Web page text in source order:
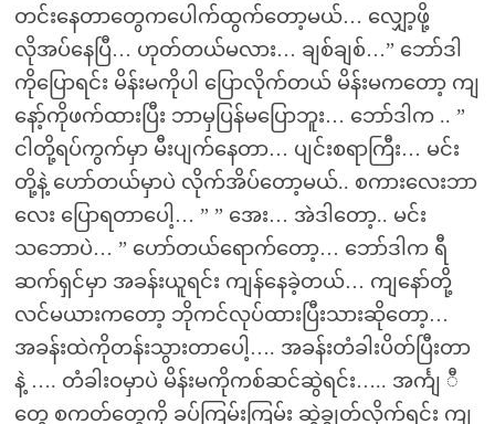
တင်းနေတာတွေကပေါက်ထွက်တော့မယ်… လျှော့ဖို့
လိုအပ်နေပြီ… ဟုတ်တယ်မလား… ချစ်ချစ်…” ဘော်ဒါ
ကိုပြောရင်း မိန်းမကိုပါ ပြောလိုက်တယ် မိန်းမကတော့ ကျ
နော့်ကိုဖက်ထားပြီး ဘာမှပြန်မပြောဘူး… ဘော်ဒါက .. ”
ငါတို့ရပ်ကွက်မှာ မီးပျက်နေတာ… ပျင်းစရာကြီး… မင်း
တို့နဲ့ ဟော်တယ်မှာပဲ လိုက်အိပ်တော့မယ်.. စကားလေးဘာ
လေး ပြောရတာပေါ့… ” ” အေး… အဲဒါတော့.. မင်း
သဘောပဲ… ” ဟော်တယ်ရောက်တော့… ဘော်ဒါက ရီ
ဆက်ရှင်မှာ အခန်းယူရင်း ကျန်နေခဲ့တယ်… ကျနော်တို့
လင်မယားကတော့ ဘိုကင်လုပ်ထားပြီးသားဆိုတော့…
အခန်းထဲကိုတန်းသွားတာပေါ့…. အခန်းတံခါးပိတ်ပြီးတာ
နဲ့ …. တံခါးဝမှာပဲ မိန်းမကိုကစ်ဆင်ဆွဲရင်း….. အင်္ကျ ီ
တွေ စကတ်တွေကို ခပ်ကြမ်းကြမ်း ဆွဲချွတ်လိုက်ရင်း ကျ